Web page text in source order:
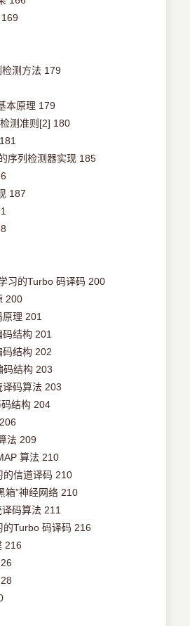
测方法 179
本原理 179
测准则[2] 180
序列检测器实现 185
187
习的Turbo 码译码 200
200
原理 201
码结构 201
码结构 202
码结构 203
译码算法 203
结构 204
法 209
算法 210
的信道译码 210
箱”神经网络 210
码算法 211
的Turbo 码译码 216
216